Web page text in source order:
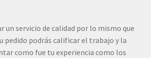
un servicio de calidad por lo mismo que
pedido podrás calificar el trabajo y la
como fue tu experiencia como los